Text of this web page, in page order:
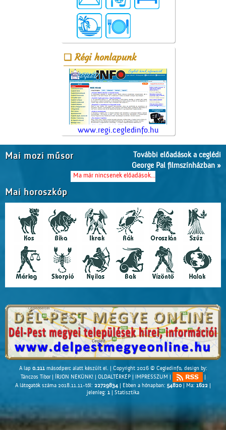
Régi honlapunk
www.regi.cegledinfo.hu
Mai mozi műsor
További előadások a ceglédi
George Pal filmszínházban »
Ma már nincsenek előadások...
Mai horoszkóp
A lap 0.211másodperc alatt készült el. | Copyright 2026 © Cegledinfo, design by:
Tánczos Tibor| ÍRJON NEKÜNK!| OLDALTÉRKÉP| IMPRESSZUM |
|
A látogatók száma 2018.11.11-től: 22729834 | Ebben a hónapban: 54820 | Ma: 1622 |
jelenleg: 1 | Statisztika